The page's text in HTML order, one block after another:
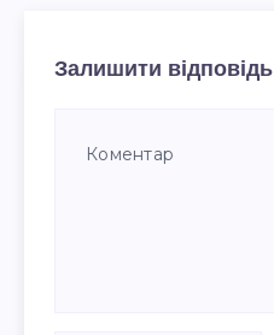
Залишити відповідь